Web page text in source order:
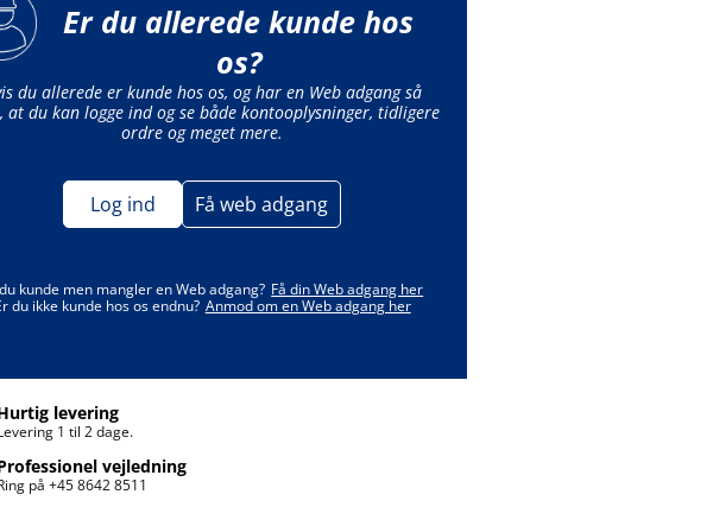
Er du allerede kunde hos
os?
du allerede er kunde hos os, og har en Web adgang så
at du kan logge ind og se både kontooplysninger, tidligere
ordre og meget mere.
Log ind Få web adgang
kunde men mangler en Web adgang? Få din Web adgang her
du ikke kunde hos os endnu? Anmod om en Web adgang her
levering
1 til 2 dage.
vejledning
på+45 8642 8511